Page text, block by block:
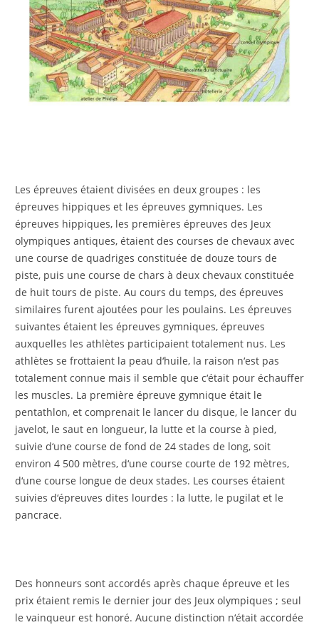
Les épreuves étaient divisées en deux groupes : les
épreuves hippiques et les épreuves gymniques. Les
épreuves hippiques, les premières épreuves des Jeux
olympiques antiques, étaient des courses de chevaux avec
une course de quadriges constituée de douze tours de
piste, puis une course de chars à deux chevaux constituée
de huit tours de piste. Au cours du temps, des épreuves
similaires furent ajoutées pour les poulains. Les épreuves
suivantes étaient les épreuves gymniques, épreuves
auxquelles les athlètes participaient totalement nus. Les
athlètes se frottaient la peau d‘huile, la raison n‘est pas
totalement connue mais il semble que c‘était pour échauffer
les muscles. La première épreuve gymnique était le
pentathlon, et comprenait le lancer du disque, le lancer du
javelot, le saut en longueur, la lutte et la course à pied,
suivie d‘une course de fond de 24 stades de long, soit
environ 4 500 mètres, d‘une course courte de 192 mètres,
d‘une course longue de deux stades. Les courses étaient
suivies d‘épreuves dites lourdes : la lutte, le pugilat et le
pancrace.
Des honneurs sont accordés après chaque épreuve et les
prix étaient remis le dernier jour des Jeux olympiques ; seul
le vainqueur est honoré. Aucune distinction n‘était accordée